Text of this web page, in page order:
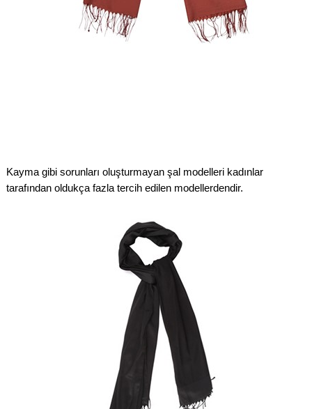
Kayma gibi sorunları oluşturmayan şal modelleri kadınlar
tarafından oldukça fazla tercih edilen modellerdendir.